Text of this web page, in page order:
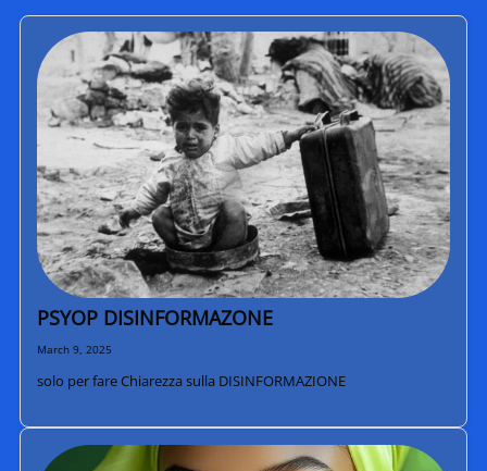
HOME
DeclassificatiNC
Turismo Progetti
Projects Missions
PSYOP DISINFORMAZONE
March 9, 2025
solo per fare Chiarezza sulla DISINFORMAZIONE